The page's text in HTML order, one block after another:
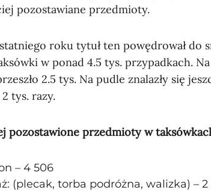
pozostawiane przedmioty.
roku tytuł ten powędrował do
w ponad 4.5 tys. przypadkach.
2.5 tys. Na pudle znalazły się
tys. razy.
pozostawione przedmioty w
– 4 506
(plecak, torba podróżna, walizka) – 2